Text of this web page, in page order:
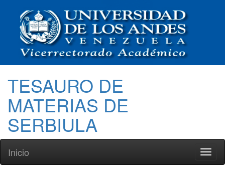
TESAURO DE
MATERIAS DE
SERBIULA
Inicio